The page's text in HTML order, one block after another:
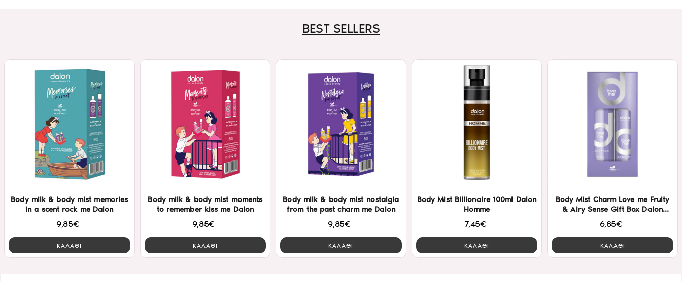
BEST SELLERS
Body milk & body mist memories
in a scent rock me Dalon
9,85€
ΚΑΛΑΘΙ
Body milk & body mist moments
to remember kiss me Dalon
9,85€
ΚΑΛΑΘΙ
Body milk & body mist nostalgia
from the past charm me Dalon
9,85€
ΚΑΛΑΘΙ
Body Mist Billionaire 100ml Dalon
Homme
7,45€
ΚΑΛΑΘΙ
Body Mist Charm Love me Fruity
& Airy Sense Gift Box Dalon
6,85€
ΚΑΛΑΘΙ